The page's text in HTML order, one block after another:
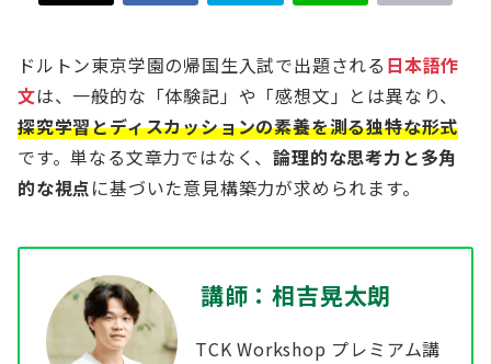
ドルトン東京学園の帰国生入試で出題される 日本語作
文は、一般的な「体験記」や「感想文」とは異なり、
探究学習とディスカッションの素養を測る独特な形式
です。単なる文章力ではなく、論理的な思考力と多角
的な視点に基づいた意見構築力が求められます。
講師：相吉晃太朗
TCK Workshop プレミアム講